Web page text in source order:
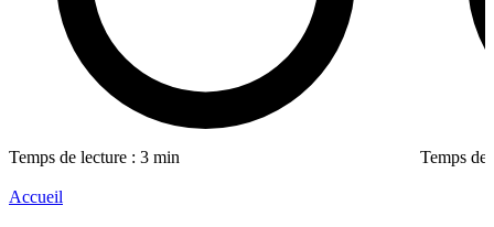
Temps de lecture : 3 min Temps de
Accueil